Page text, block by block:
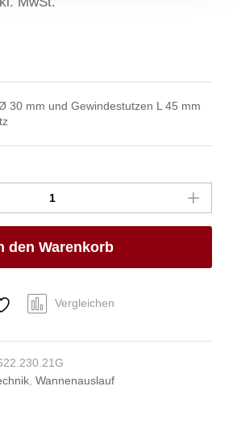
30 mm und Gewindestutzen L 45 mm
den Warenkorb
Vergleichen
,Wannenauslauf